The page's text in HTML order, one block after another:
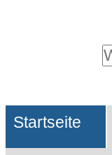
Website
Suche…
Sektionen
Startseite